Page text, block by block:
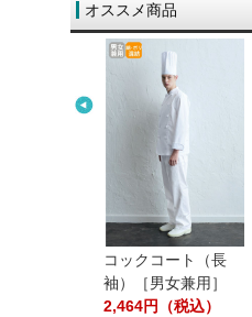
オススメ商品
コックコート（長
袖）［男女兼用］
2,464円（税込）